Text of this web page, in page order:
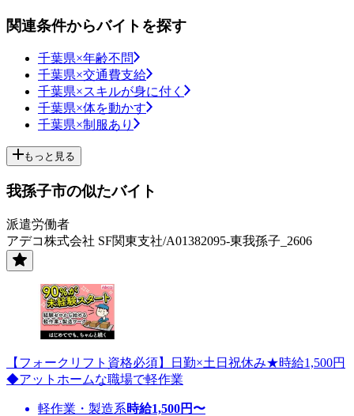
関連条件からバイトを探す
千葉県×年齢不問
千葉県×交通費支給
千葉県×スキルが身に付く
千葉県×体を動かす
千葉県×制服あり
もっと見る
我孫子市の似たバイト
派遣労働者
アデコ株式会社 SF関東支社/A01382095-東我孫子_2606
【フォークリフト資格必須】日勤×土日祝休み★時給1,500円
◆アットホームな職場で軽作業
軽作業・製造系時給1,500円〜